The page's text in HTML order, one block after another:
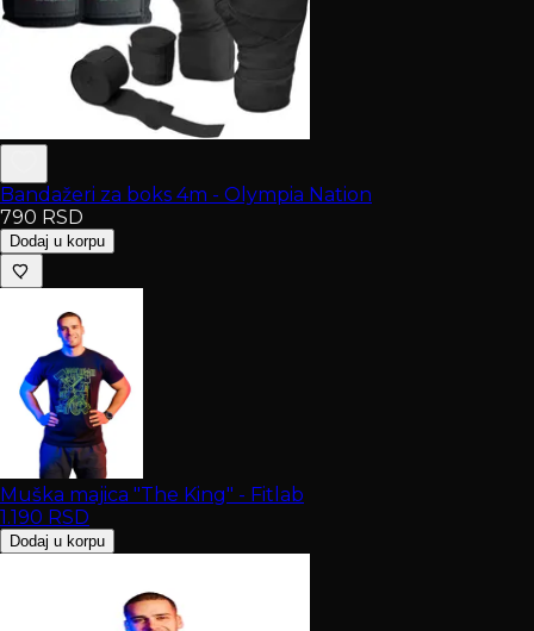
Bandažeri za boks 4m - Olympia Nation
790 RSD
Dodaj u korpu
Muška majica "The King" - Fitlab
1.190 RSD
Dodaj u korpu